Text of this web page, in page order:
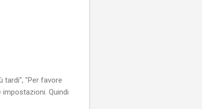
tardi", "Per favore
Quindi